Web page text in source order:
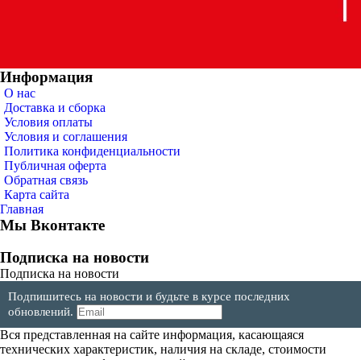
Информация
О нас
Доставка и сборка
Условия оплаты
Условия и соглашения
Политика конфиденциальности
Публичная оферта
Обратная связь
Карта сайта
Главная
Мы Вконтакте
Подписка на новости
Подписка на новости
Подпишитесь на новости и будьте в курсе последних
обновлений.
Вся представленная на сайте информация, касающаяся
технических характеристик, наличия на складе, стоимости